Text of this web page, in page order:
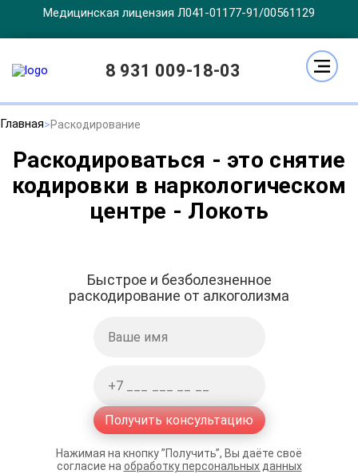
Медицинская лицензия Л041-01177-91/00561129
8 931 009-18-03
Главная Раскодирование
Раскодироваться - это снятие
кодировки в наркологическом
центре - Локоть
Быстрое и безболезненное
раскодирование от алкоголизма
Получить консультацию
Нажимая на кнопку ”Получить”, Вы даёте своё
согласие на обработку персональных данных